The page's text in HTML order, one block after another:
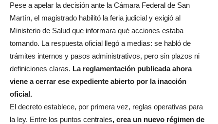
Pese a apelar la decisión ante la Cámara Federal de San
Martín, el magistrado habilitó la feria judicial y exigió al
Ministerio de Salud que informara qué acciones estaba
tomando. La respuesta oficial llegó a medias: se habló de
trámites internos y pasos administrativos, pero sin plazos ni
definiciones claras. La reglamentación publicada ahora
viene a cerrar ese expediente abierto por la inacción
oficial.
El decreto establece, por primera vez, reglas operativas para
la ley. Entre los puntos centrales, crea un nuevo régimen de